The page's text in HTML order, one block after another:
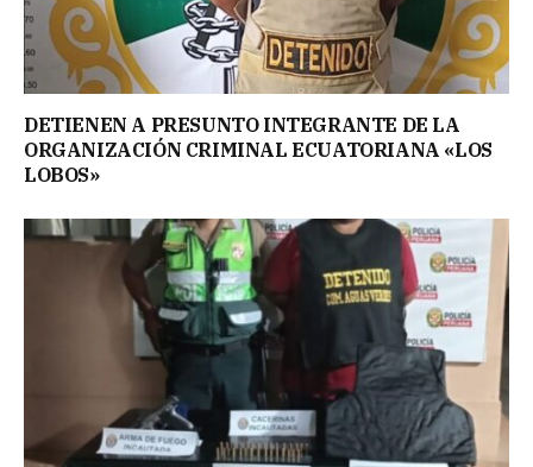
DETIENEN A PRESUNTO INTEGRANTE DE LA
ORGANIZACIÓN CRIMINAL ECUATORIANA «LOS
LOBOS»